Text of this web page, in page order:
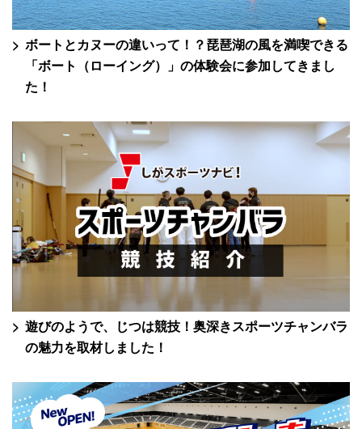
ボートとカヌーの違いって！？琵琶湖の風を満喫できる
「ボート（ローイング）」の体験会に参加してきまし
た！
遊びのようで、じつは競技！奥深きスポーツチャンバラ
の魅力を取材しました！